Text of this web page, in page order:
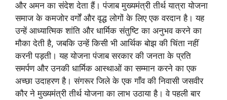
और अमन का संदेश देता हैं। पंजाब मुख्यमंत्री तीर्थ यात्रा योजना
समाज के कमजोर वर्गों और वृद्ध लोगों के लिए एक वरदान है। यह
उन्हें आध्यात्मिक शांति और धार्मिक संतुष्टि का अनुभव करने का
मौका देती है, जबकि उन्हें किसी भी आर्थिक बोझ की चिंता नहीं
करनी पड़ती। यह योजना पंजाब सरकार की जनता के प्रति
समर्पण और उनकी धार्मिक आस्थाओं का सम्मान करने का एक
अच्छा उदाहरण है। संगरूर जिले के एक गाँव की निवासी जसवीर
कौर ने मुख्यमंत्री तीर्थ योजना का लाभ उठाया है। वे पहली बार